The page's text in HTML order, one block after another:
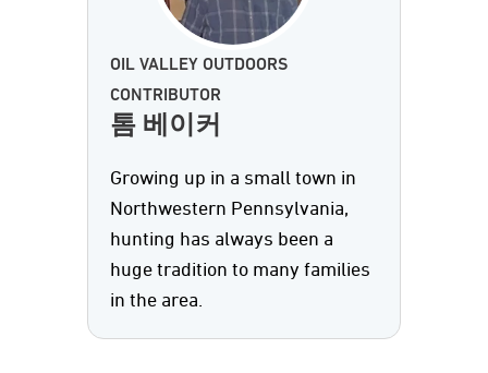
OIL VALLEY OUTDOORS
CONTRIBUTOR
톰 베이커
Growing up in a small town in
Northwestern Pennsylvania,
hunting has always been a
huge tradition to many families
in the area.